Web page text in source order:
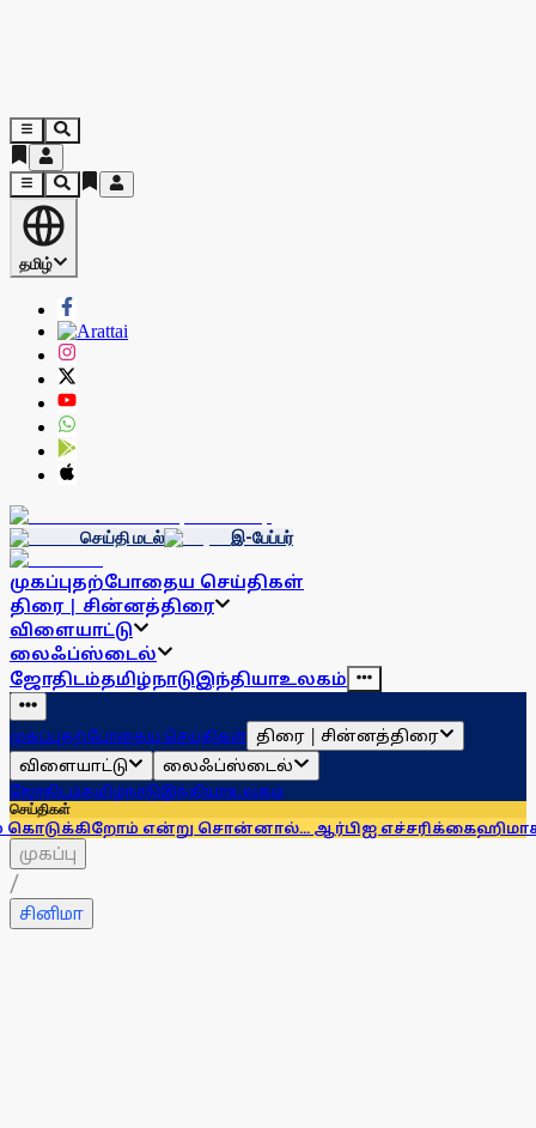
தமிழ்
செய்தி மடல் இ-பேப்பர்
முகப்புதற்போதைய செய்திகள்
திரை | சின்னத்திரை
விளையாட்டு
லைஃப்ஸ்டைல்
ஜோதிடம்தமிழ்நாடுஇந்தியாஉலகம்
முகப்புதற்போதைய செய்திகள் திரை | சின்னத்திரை
விளையாட்டு
லைஃப்ஸ்டைல்
ஜோதிடம்தமிழ்நாடுஇந்தியாஉலகம்
செய்திகள்
என்று சொன்னால்... ஆர்பிஐ எச்சரிக்கைஹிமாசலில்
முகப்பு
/
சினிமா